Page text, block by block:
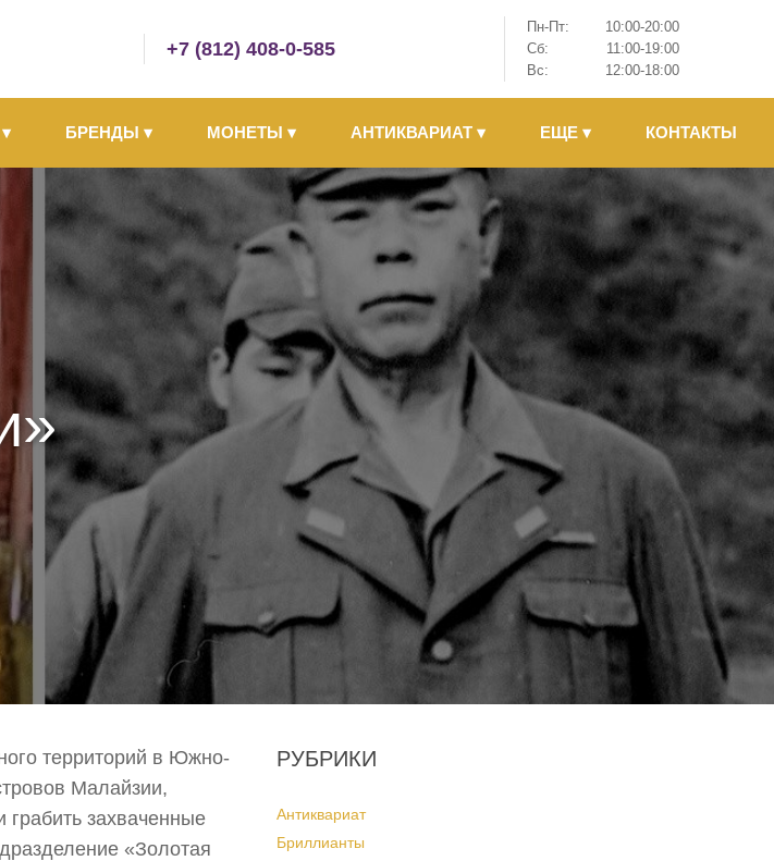
+7 (812) 408-0-585
Пн-Пт:
10:00-20:00
Сб:
11:00-19:00
Вс:
12:00-18:00
▾ БРЕНДЫ ▾ МОНЕТЫ ▾ АНТИКВАРИАТ ▾ ЕЩЕ ▾ КОНТАКТЫ
территорий в Южно-
Малайзии,
захваченные
«Золотая
РУБРИКИ
Антиквариат
Бриллианты